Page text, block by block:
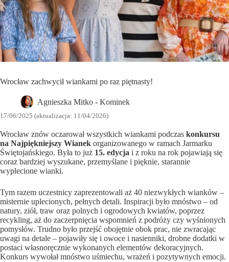
Wrocław zachwycił wiankami po raz piętnasty!
Agnieszka Mitko - Kominek
17/06/2025 (aktualizacja: 11/04/2026)
Wrocław znów oczarował wszystkich wiankami podczas konkursu
na Najpiękniejszy Wianek organizowanego w ramach Jarmarku
Świętojańskiego. Była to już 15. edycja i z roku na rok pojawiają się
coraz bardziej wyszukane, przemyślane i pięknie, starannie
wyplecione wianki.
Tym razem uczestnicy zaprezentowali aż 40 niezwykłych wianków –
misternie uplecionych, pełnych detali. Inspiracji było mnóstwo – od
natury, ziół, traw oraz polnych i ogrodowych kwiatów, poprzez
recykling, aż do zaczerpnięcia wspomnień z podróży czy wyśnionych
pomysłów. Trudno było przejść obojętnie obok prac, nie zwracając
uwagi na detale – pojawiły się i owoce i nasienniki, drobne dodatki w
postaci własnoręcznie wykonanych elementów dekoracyjnych.
Konkurs wywołał mnóstwo uśmiechu, wrażeń i pozytywnych emocji.